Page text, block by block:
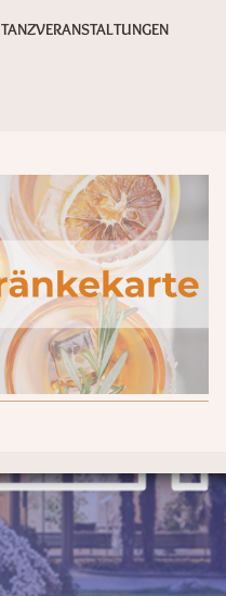
TANZVERANSTALTUNGEN